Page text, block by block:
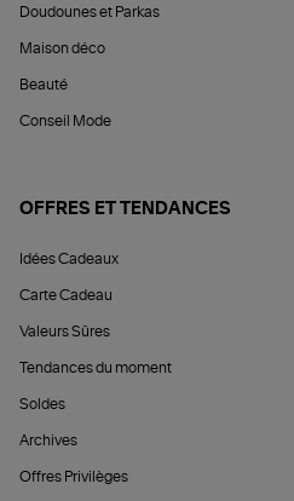
Doudounes et Parkas
Maison déco
Beauté
Conseil Mode
OFFRES ET TENDANCES
Idées Cadeaux
Carte Cadeau
Valeurs Sûres
Tendances du moment
Soldes
Archives
Offres Privilèges